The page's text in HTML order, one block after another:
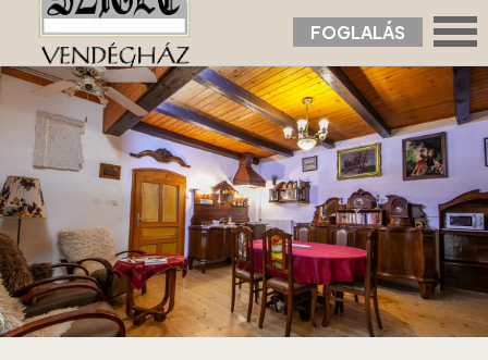
FOGLALÁS
Nyitólap › Apartmanok › II. Apartman (nappalis, galériás, 2 szobás)